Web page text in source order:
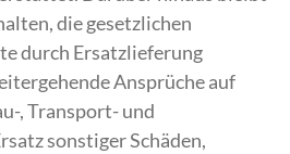
die gesetzlichen
durch Ersatzlieferung
Ansprüche auf
, Transport- und
sonstiger Schäden,